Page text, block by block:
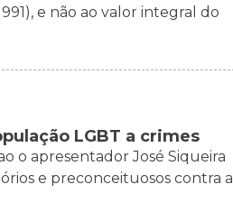
e não ao valor integral do
LGBT a crimes
o apresentador José Siqueira
e preconceituosos contra a